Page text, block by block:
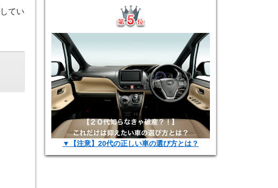
してい
▼【注意】20代の正しい車の選び方とは？